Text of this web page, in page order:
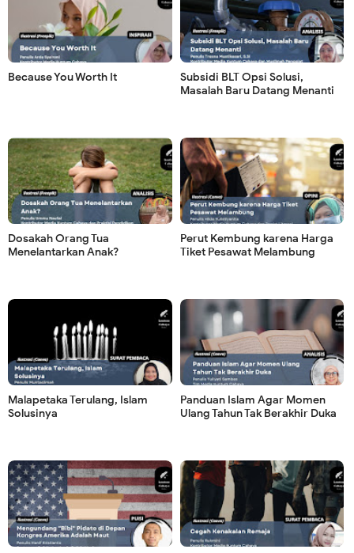
Because You Worth It
Subsidi BLT Opsi Solusi,
Masalah Baru Datang Menanti
Dosakah Orang Tua
Menelantarkan Anak?
Perut Kembung karena Harga
Tiket Pesawat Melambung
Malapetaka Terulang, Islam
Solusinya
Panduan Islam Agar Momen
Ulang Tahun Tak Berakhir Duka